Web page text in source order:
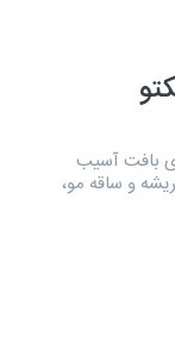
بافت آسیب
و ساقه مو،